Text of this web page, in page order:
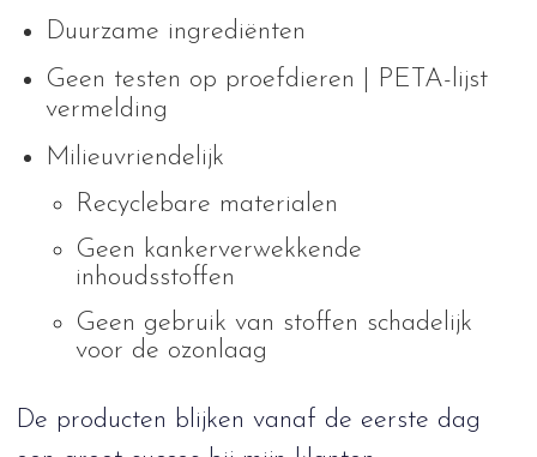
Duurzame ingrediënten
Geen testen op proefdieren | PETA-lijst
vermelding
Milieuvriendelijk
Recyclebare materialen
Geen kankerverwekkende
inhoudsstoffen
Geen gebruik van stoffen schadelijk
voor de ozonlaag
De producten blijken vanaf de eerste dag